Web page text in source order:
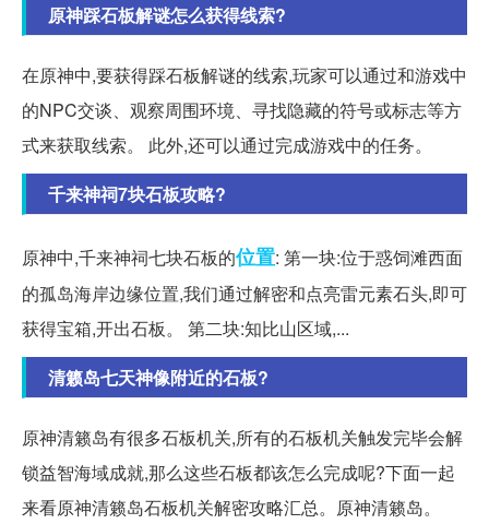
原神踩石板解谜怎么获得线索?
在原神中,要获得踩石板解谜的线索,玩家可以通过和游戏中
的NPC交谈、观察周围环境、寻找隐藏的符号或标志等方
式来获取线索。 此外,还可以通过完成游戏中的任务。
千来神祠7块石板攻略?
原神中,千来神祠七块石板的位置: 第一块:位于惑饲滩西面
的孤岛海岸边缘位置,我们通过解密和点亮雷元素石头,即可
获得宝箱,开出石板。 第二块:知比山区域,...
清籁岛七天神像附近的石板?
原神清籁岛有很多石板机关,所有的石板机关触发完毕会解
锁益智海域成就,那么这些石板都该怎么完成呢?下面一起
来看原神清籁岛石板机关解密攻略汇总。原神清籁岛。